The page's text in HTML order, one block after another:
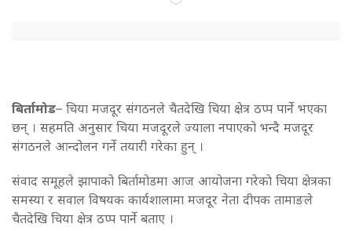
बिर्तामोड– चिया मजदूर संगठनले चैतदेखि चिया क्षेत्र ठप्प पार्ने भएका
छन् । सहमति अनुसार चिया मजदूरले ज्याला नपाएको भन्दै मजदूर
संगठनले आन्दोलन गर्ने तयारी गरेका हुन् ।
संवाद समूहले झापाको बिर्तामोडमा आज आयोजना गरेकाे चिया क्षेत्रका
समस्या र सवाल विषयक कार्यशालामा मजदूर नेता दीपक तामाङले
चैतदेखि चिया क्षेत्र ठप्प पार्ने बताए ।